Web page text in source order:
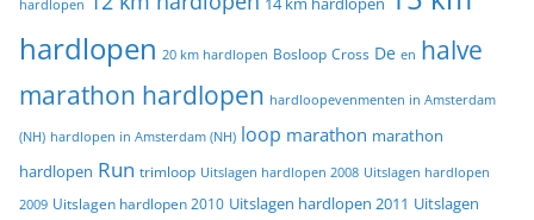
hardlopen
hardlopen 20 km hardlopen Bosloop Cross De en halve
marathon hardlopen hardloopevenmenten in Amsterdam
(NH) hardlopen in Amsterdam (NH) loop marathon marathon
hardlopen Run trimloop Uitslagen hardlopen 2008 Uitslagen hardlopen
2009 Uitslagen hardlopen 2010 Uitslagen hardlopen 2011 Uitslagen